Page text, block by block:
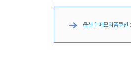
옵션 1 메모리폼쿠션 :